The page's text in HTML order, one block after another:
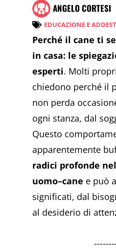
ANGELO CORTESI
EDUCAZIONE E
Perché il cane ti
in casa: le
esperti. Molti
chiedono perché il
non perda
ogni stanza, dal
Questo
apparentemente
radici profonde
uomo–cane e può
significati, dal
al desiderio di